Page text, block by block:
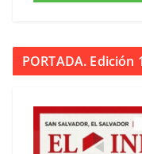
PORTADA. Edición